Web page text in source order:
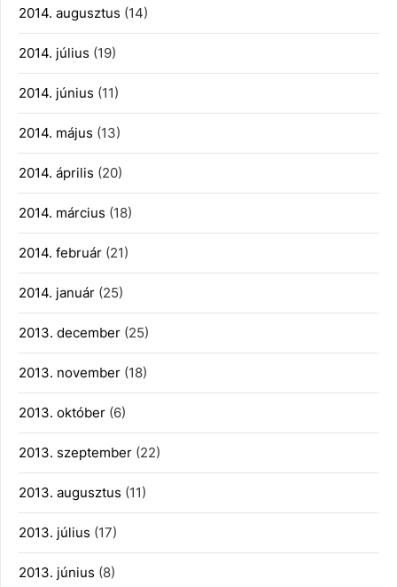
2014. augusztus (14)
2014. július (19)
2014. június (11)
2014. május (13)
2014. április (20)
2014. március (18)
2014. február (21)
2014. január (25)
2013. december (25)
2013. november (18)
2013. október (6)
2013. szeptember (22)
2013. augusztus (11)
2013. július (17)
2013. június (8)